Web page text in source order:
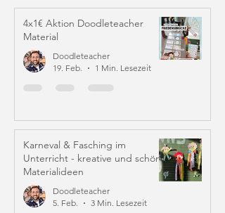
4x1€ Aktion Doodleteacher
Material
Doodleteacher
19. Feb.
1 Min. Lesezeit
Karneval & Fasching im
Unterricht - kreative und schöne
Materialideen
Doodleteacher
5. Feb.
3 Min. Lesezeit